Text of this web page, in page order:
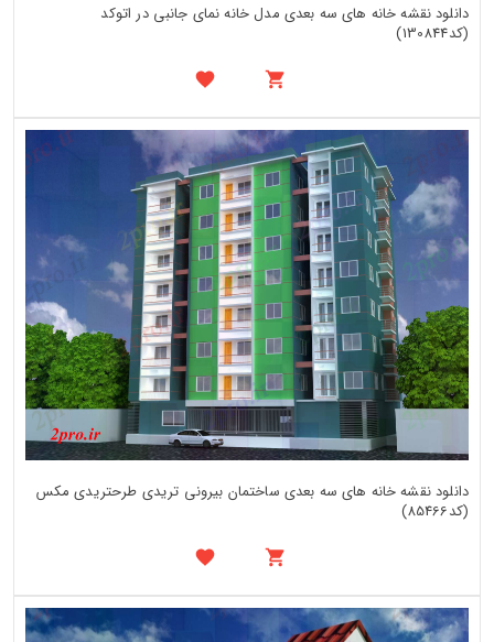
دانلود نقشه خانه های سه بعدی مدل خانه نمای جانبی در اتوکد
(کد130844)
دانلود نقشه خانه های سه بعدی ساختمان بیرونی تریدی طرحتریدی مکس
(کد85466)